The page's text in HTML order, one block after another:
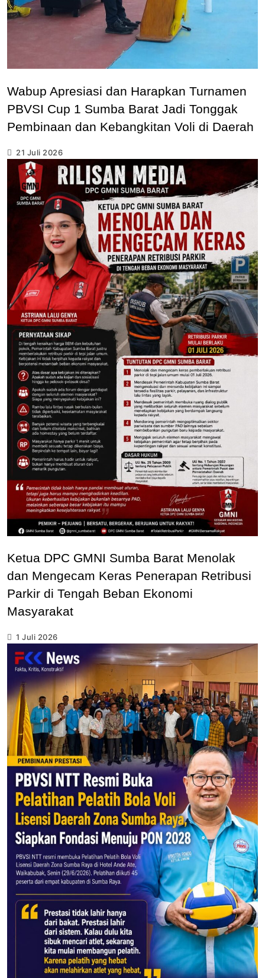
Wabup Apresiasi dan Harapkan Turnamen
PBVSI Cup 1 Sumba Barat Jadi Tonggak
Pembinaan dan Kebangkitan Voli di Daerah
21 Juli 2026
Ketua DPC GMNI Sumba Barat Menolak
dan Mengecam Keras Penerapan Retribusi
Parkir di Tengah Beban Ekonomi
Masyarakat
1 Juli 2026